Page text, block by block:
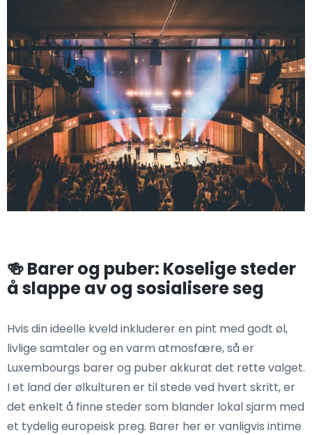
🍻 Barer og puber: Koselige steder
å slappe av og sosialisere seg
Hvis din ideelle kveld inkluderer en pint med godt øl,
livlige samtaler og en varm atmosfære, så er
Luxembourgs barer og puber akkurat det rette valget.
I et land der ølkulturen er til stede ved hvert skritt, er
det enkelt å finne steder som blander lokal sjarm med
et tydelig europeisk preg. Barer her er vanligvis intime